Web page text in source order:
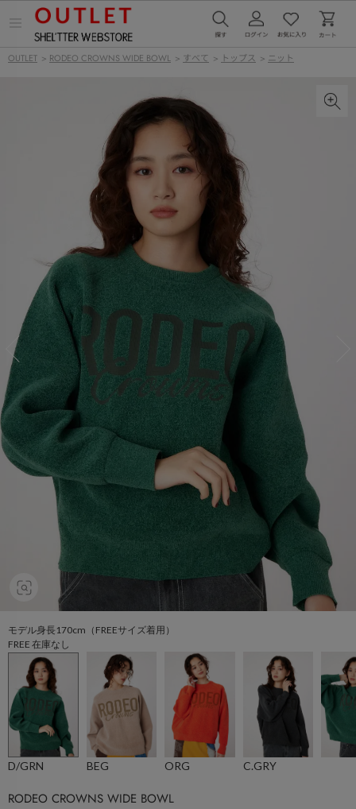
ー
OUTLET > RODEO CROWNS WIDE BOWL > すべて > トップス > ニット
モデル身長170cm（FREEサイズ着用）
FREE 在庫なし
D/GRN BEG ORG C.GRY
RODEO CROWNS WIDE BOWL